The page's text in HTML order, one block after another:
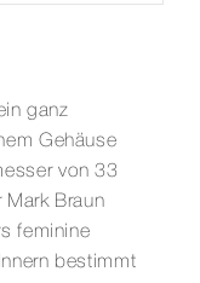
ganz
Gehäuse
von 33
Mark Braun
feminine
bestimmt